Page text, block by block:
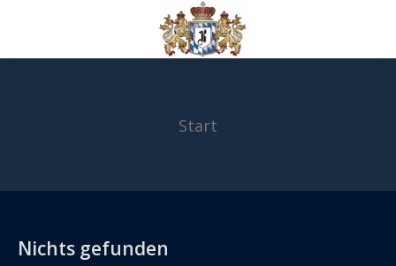
Sie befinden sich hier:
Start
Nichts gefunden